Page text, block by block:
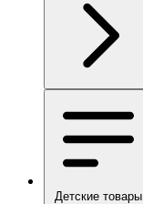
Детские товары